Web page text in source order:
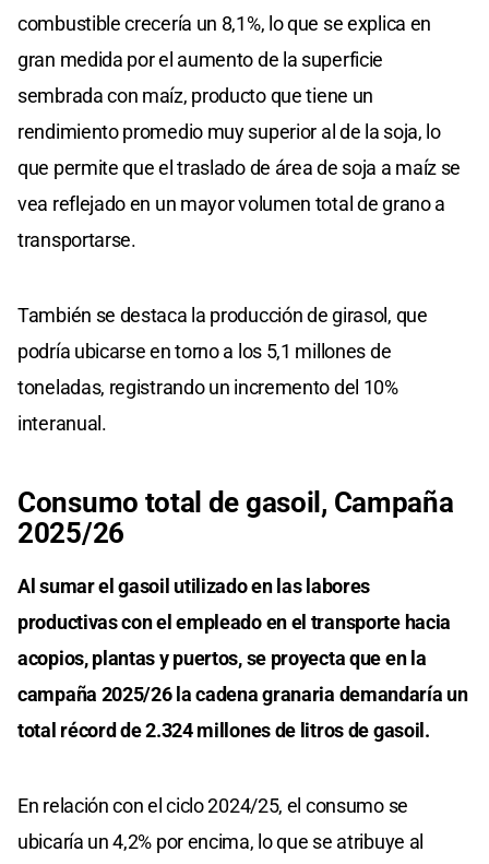
combustible crecería un 8,1%, lo que se explica en
gran medida por el aumento de la superficie
sembrada con maíz, producto que tiene un
rendimiento promedio muy superior al de la soja, lo
que permite que el traslado de área de soja a maíz se
vea reflejado en un mayor volumen total de grano a
transportarse.
También se destaca la producción de girasol, que
podría ubicarse en torno a los 5,1 millones de
toneladas, registrando un incremento del 10%
interanual.
Consumo total de gasoil, Campaña
2025/26
Al sumar el gasoil utilizado en las labores
productivas con el empleado en el transporte hacia
acopios, plantas y puertos, se proyecta que en la
campaña 2025/26 la cadena granaria demandaría un
total récord de 2.324 millones de litros de gasoil.
En relación con el ciclo 2024/25, el consumo se
ubicaría un 4,2% por encima, lo que se atribuye al